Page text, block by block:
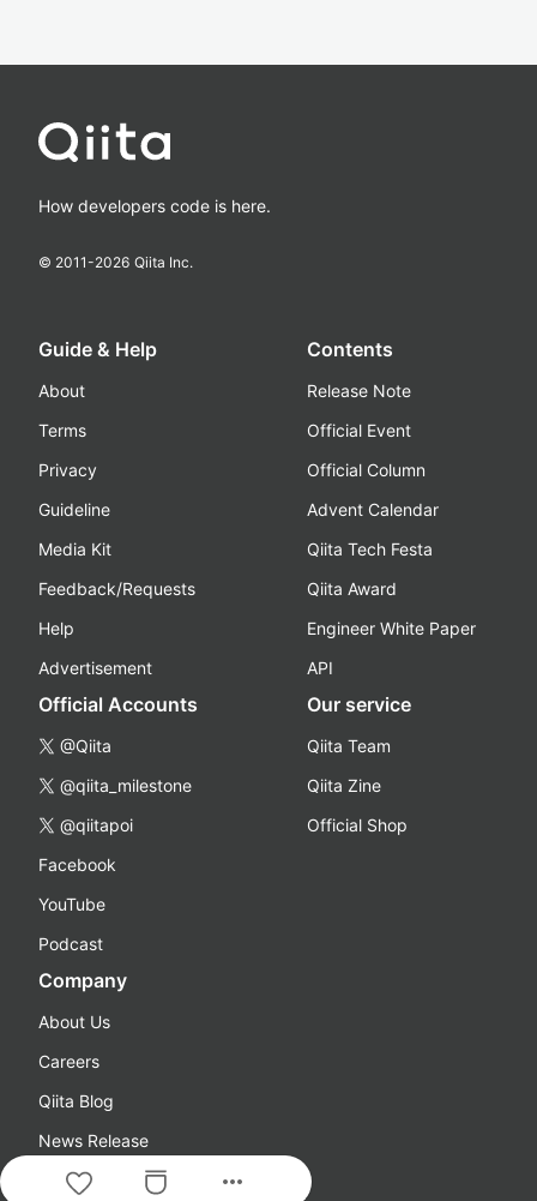
more_horiz
How developers code is here.
© 2011-2026 Qiita Inc.
Guide & Help
About
Terms
Privacy
Guideline
Media Kit
Feedback/Requests
Help
Advertisement
Contents
Release Note
Official Event
Official Column
Advent Calendar
Qiita Tech Festa
Qiita Award
Engineer White Paper
API
Official Accounts
@Qiita
@qiita_milestone
@qiitapoi
Facebook
YouTube
Podcast
Our service
Qiita Team
Qiita Zine
Official Shop
Company
About Us
Careers
Qiita Blog
News Release